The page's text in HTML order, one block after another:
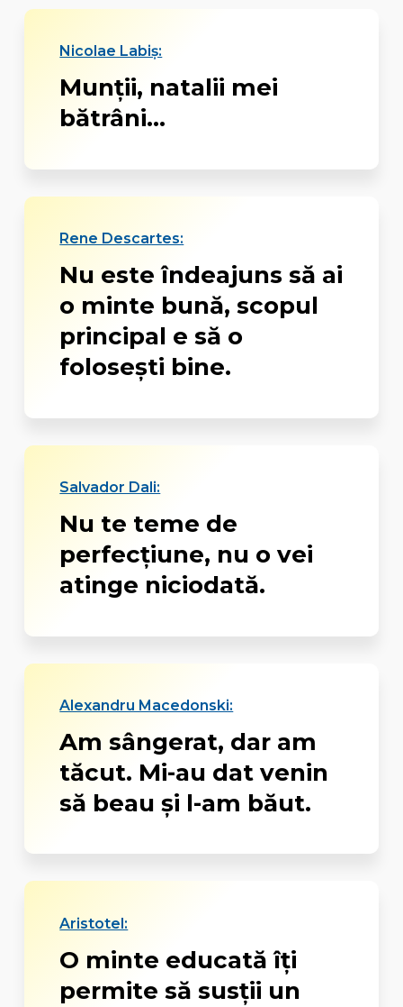
Nicolae Labiș:
Munţii, natalii mei
bătrâni...
Rene Descartes:
Nu este îndeajuns să ai
o minte bună, scopul
principal e să o
folosești bine.
Salvador Dali:
Nu te teme de
perfecțiune, nu o vei
atinge niciodată.
Alexandru Macedonski:
Am sângerat, dar am
tăcut. Mi-au dat venin
să beau şi l-am băut.
Aristotel:
O minte educată îți
permite să susții un